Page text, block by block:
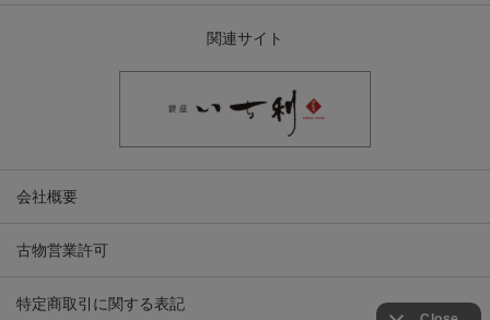
関連サイト
会社概要
古物営業許可
特定商取引に関する表記